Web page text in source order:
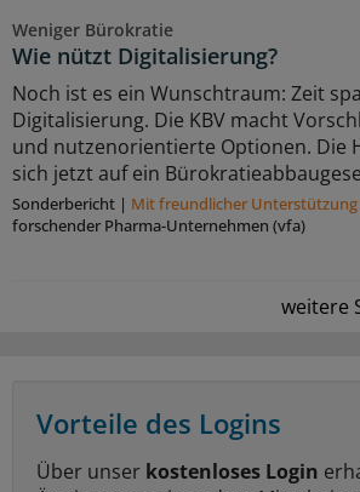
Weniger Bürokratie
Wie nützt Digitalisierung?
Noch ist es ein Wunschtraum: Zeit
Digitalisierung. Die KBV macht
und nutzenorientierte Optionen. Die
sich jetzt auf ein
Sonderbericht | Mit freundlicher
forschender Pharma-Unternehmen (vfa)
weitere
Vorteile des Logins
Über unser kostenloses Login